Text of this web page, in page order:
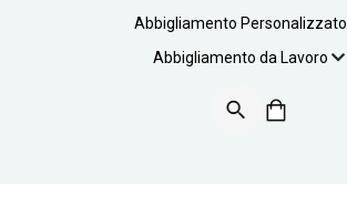
Abbigliamento Personalizzato
Abbigliamento da Lavoro